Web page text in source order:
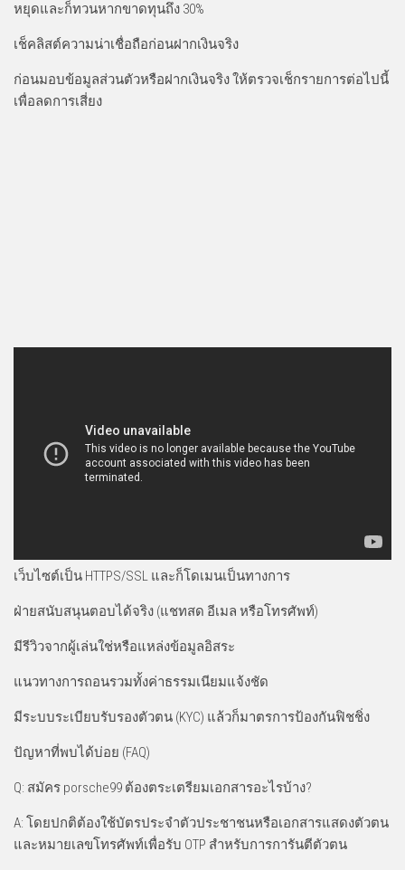
หยุดและก็ทวนหากขาดทุนถึง 30%
เช็คลิสต์ความน่าเชื่อถือก่อนฝากเงินจริง
ก่อนมอบข้อมูลส่วนตัวหรือฝากเงินจริง ให้ตรวจเช็กรายการต่อไปนี้
เพื่อลดการเสี่ยง
เว็บไซต์เป็น HTTPS/SSL และก็โดเมนเป็นทางการ
ฝ่ายสนับสนุนตอบได้จริง (แชทสด อีเมล หรือโทรศัพท์)
มีรีวิวจากผู้เล่นใช่หรือแหล่งข้อมูลอิสระ
แนวทางการถอนรวมทั้งค่าธรรมเนียมแจ้งชัด
มีระบบระเบียบรับรองตัวตน (KYC) แล้วก็มาตรการป้องกันฟิชชิ่ง
ปัญหาที่พบได้บ่อย (FAQ)
Q: สมัคร porsche99 ต้องตระเตรียมเอกสารอะไรบ้าง?
A: โดยปกติต้องใช้บัตรประจำตัวประชาชนหรือเอกสารแสดงตัวตน
และหมายเลขโทรศัพท์เพื่อรับ OTP สำหรับการการันตีตัวตน